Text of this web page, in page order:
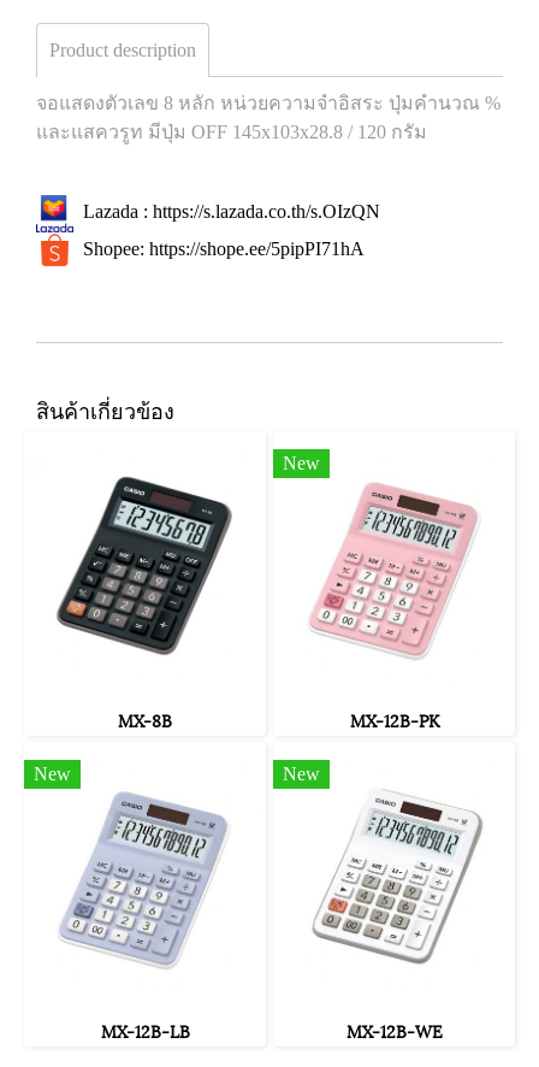
Product description
จอแสดงตัวเลข 8 หลัก หน่วยความจำอิสระ ปุ่มคำนวณ %
และแสควรูท มีปุ่ม OFF 145x103x28.8 / 120 กรัม
Lazada : https://s.lazada.co.th/s.OIzQN
Shopee: https://shope.ee/5pipPI71hA
สินค้าเกี่ยวข้อง
MX-8B
New
MX-12B-PK
New
MX-12B-LB
New
MX-12B-WE